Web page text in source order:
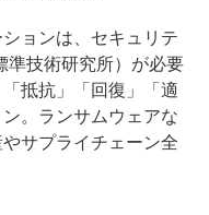
ョンは、セキュリテ
準技術研究所）が必要
抵抗」「回復」「適
。ランサムウェアな
サプライチェーン全